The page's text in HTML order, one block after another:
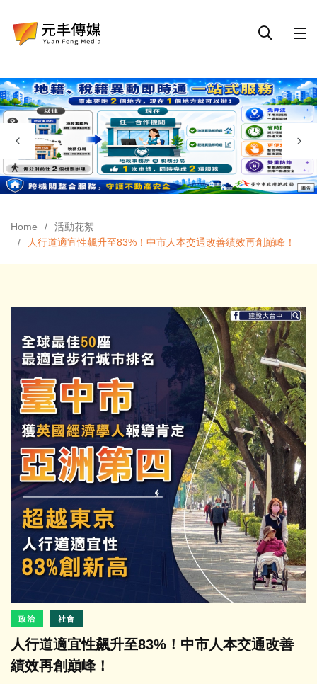
Home
活動花絮
人行道適宜性飆升至83%！中市人本交通改善績效再創巔峰！
政治 社會
人行道適宜性飆升至83%！中市人本交通改善
績效再創巔峰！